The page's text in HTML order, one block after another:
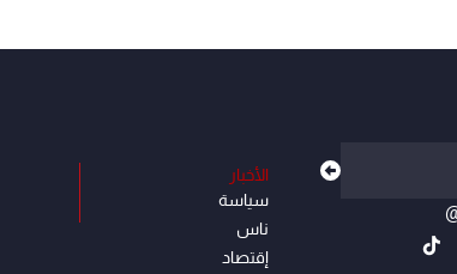
الأخبار
سياسة
ناس
إقتصاد